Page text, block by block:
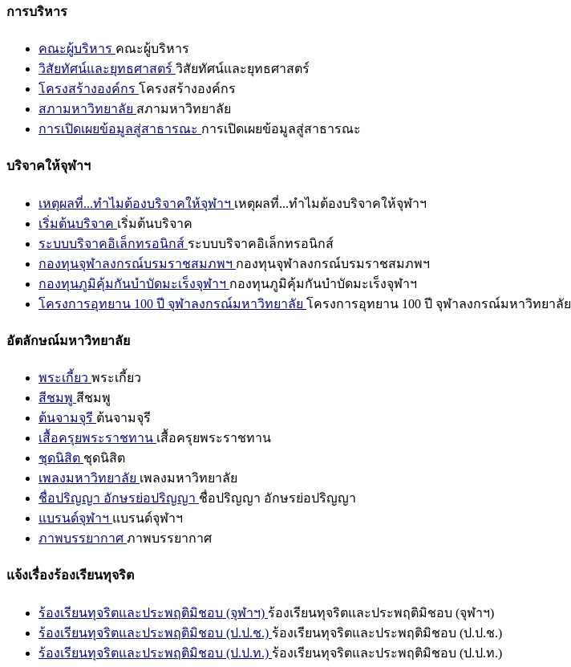
การบริหาร
คณะผู้บริหาร คณะผู้บริหาร
วิสัยทัศน์และยุทธศาสตร์ วิสัยทัศน์และยุทธศาสตร์
โครงสร้างองค์กร โครงสร้างองค์กร
สภามหาวิทยาลัย สภามหาวิทยาลัย
การเปิดเผยข้อมูลสู่สาธารณะ การเปิดเผยข้อมูลสู่สาธารณะ
บริจาคให้จุฬาฯ
เหตุผลที่...ทำไมต้องบริจาคให้จุฬาฯ เหตุผลที่...ทำไมต้องบริจาคให้จุฬาฯ
เริ่มต้นบริจาค เริ่มต้นบริจาค
ระบบบริจาคอิเล็กทรอนิกส์ ระบบบริจาคอิเล็กทรอนิกส์
กองทุนจุฬาลงกรณ์บรมราชสมภพฯ กองทุนจุฬาลงกรณ์บรมราชสมภพฯ
กองทุนภูมิคุ้มกันบำบัดมะเร็งจุฬาฯ กองทุนภูมิคุ้มกันบำบัดมะเร็งจุฬาฯ
โครงการอุทยาน 100 ปี จุฬาลงกรณ์มหาวิทยาลัย โครงการอุทยาน 100 ปี จุฬาลงกรณ์มหาวิทยาลัย
อัตลักษณ์มหาวิทยาลัย
พระเกี้ยว พระเกี้ยว
สีชมพู สีชมพู
ต้นจามจุรี ต้นจามจุรี
เสื้อครุยพระราชทาน เสื้อครุยพระราชทาน
ชุดนิสิต ชุดนิสิต
เพลงมหาวิทยาลัย เพลงมหาวิทยาลัย
ชื่อปริญญา อักษรย่อปริญญา ชื่อปริญญา อักษรย่อปริญญา
แบรนด์จุฬาฯ แบรนด์จุฬาฯ
ภาพบรรยากาศ ภาพบรรยากาศ
แจ้งเรื่องร้องเรียนทุจริต
ร้องเรียนทุจริตและประพฤติมิชอบ (จุฬาฯ) ร้องเรียนทุจริตและประพฤติมิชอบ (จุฬาฯ)
ร้องเรียนทุจริตและประพฤติมิชอบ (ป.ป.ช.) ร้องเรียนทุจริตและประพฤติมิชอบ (ป.ป.ช.)
ร้องเรียนทุจริตและประพฤติมิชอบ (ป.ป.ท.) ร้องเรียนทุจริตและประพฤติมิชอบ (ป.ป.ท.)